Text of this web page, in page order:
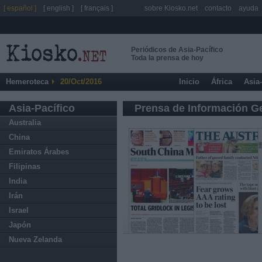
Periódicos de Asia-Pacífico
Toda la prensa de hoy
Hemeroteca 20/Oct/2016 Inicio África
Asia-Pacífico
Australia
China
Emiratos Árabes
Filipinas
India
Irán
Israel
Japón
Nueva Zelanda
Prensa de Información
[ español ] [ english ] [ français ] sobre Kiosko.net contacto ayuda